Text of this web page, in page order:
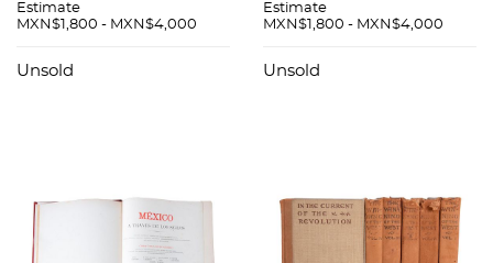
ARQUITECTURA Y
DEL PATRIMONIO
Estimate
MXN$1,800 - MXN$4,000
Unsold
MESTIZOS DEL
NOVOHISPANO / LA
Estimate
MXN$1,800 - MXN$4,000
Unsold